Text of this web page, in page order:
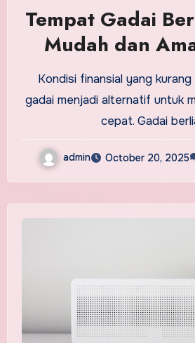
Tempat Gadai
Mudah dan
Kondisi finansial yang
gadai menjadi alternatif untuk
cepat. Gadai
admin October 20, 2025